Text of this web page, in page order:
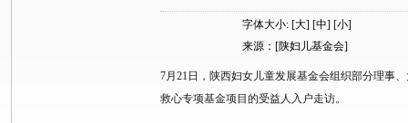
字体大小: [大] [中] [小]
来源：[陕妇儿基金会]
7月21日，陕西妇女儿童发展基金会组织部分理事
救心专项基金项目的受益人入户走访。